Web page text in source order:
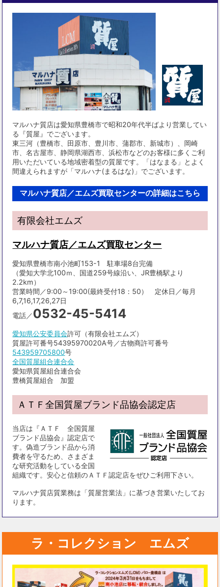
マルハナ質店は愛知県豊橋市で昭和20年代半ばより営業してい
る『質屋』でございます。
東三河（豊橋市、田原市、豊川市、蒲郡市、新城市）、岡崎
市、名古屋市、静岡県湖西市、浜松市などのお客様に多くご利
用いただいている地域密着型の質屋です。「はなまる」とよく
間違えられますが「マルハナ(まるはな)」でございます。
マルハナ質店／エムズ買取センターの詳細はこちら
有限会社エムズ
マルハナ質店／エムズ買取センター
愛知県豊橋市南小池町153-1 駐車場8台完備
（愛知大学北100ｍ、国道259号線沿い、JR豊橋駅より
2.2km）
営業時間／9:00～19:00(最終受付18：50） 定休日／毎月
6,7,16,17,26,27日
電話／0532-45-5414
愛知県公安委員会許可（有限会社エムズ）
質屋許可番号54395970020A号／古物商許可番号
543959705800号
全国質屋組合連合会
愛知県質屋組合連合会
豊橋質屋組合 加盟
ＡＴＦ全国質屋ブランド品協会認定店
当店は『ＡＴＦ 全国質屋
ブランド品協会』認定店で
す。偽造ブランド品から消
費者を守るため、さまざま
な研究活動をしている全国
組織です。安心と信頼のＡＴＦ認定店をぜひご利用下さい。
マルハナ質店質業務は「質屋営業法」に基づき営業いたしてお
ります。
ラ・コレクション エムズ